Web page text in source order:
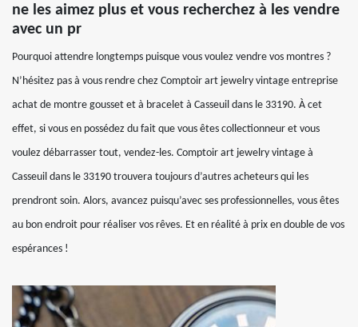
ne les aimez plus et vous recherchez à les vendre
avec un pr
Pourquoi attendre longtemps puisque vous voulez vendre vos montres ?
N’hésitez pas à vous rendre chez Comptoir art jewelry vintage entreprise
achat de montre gousset et à bracelet à Casseuil dans le 33190. À cet
effet, si vous en possédez du fait que vous êtes collectionneur et vous
voulez débarrasser tout, vendez-les. Comptoir art jewelry vintage à
Casseuil dans le 33190 trouvera toujours d’autres acheteurs qui les
prendront soin. Alors, avancez puisqu’avec ses professionnelles, vous êtes
au bon endroit pour réaliser vos rêves. Et en réalité à prix en double de vos
espérances !